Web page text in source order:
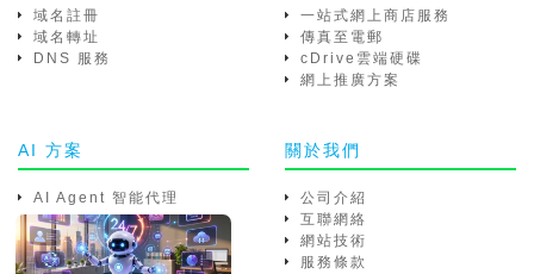
域名註冊
域名轉址
DNS 服務
一站式網上商店服務
傳真至電郵
cDrive雲端硬碟
網上推廣方案
AI 方案
AI Agent 智能代理
關於我們
公司介紹
互聯網絡
網站技術
服務條款